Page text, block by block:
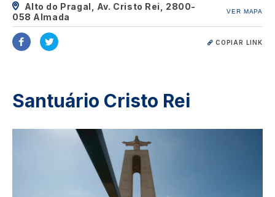
Alto do Pragal, Av. Cristo Rei, 2800-
058 Almada
VER MAPA
COPIAR LINK
Santuário Cristo Rei